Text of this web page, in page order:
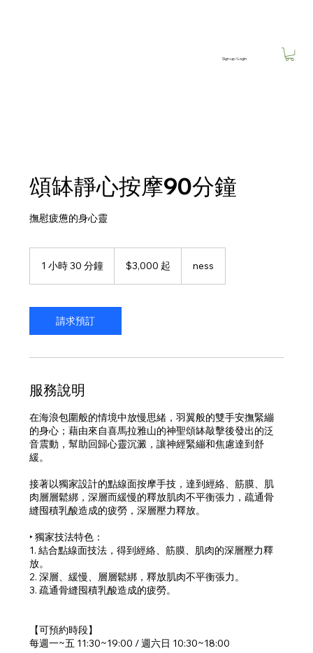
Sign-up / Login
頌缽靜心按摩90分鐘
撫慰疲憊的身心靈
1 小時 30 分鐘
0
鐘
$3,000 起 ness
請求預訂
服務說明
在海浪包圍般的情境中放慢思緒，羽翼般的雙手安撫緊繃
的身心；藉由來自喜馬拉雅山的神聖頌缽敲擊後發出的泛
音震動，幫助回歸心靈沉澱，讓神經緊繃和焦慮達到舒
緩。
接著以獨家設計的點線面按摩手技，達到經絡、筋膜、肌
肉層層鬆綁，深層而緩慢的釋放肌肉不平衡張力，疏通骨
縫囤積乳酸造成的疲勞，深層壓力釋放。
‣ 獨家技法特色：
1. 結合點線面技法，得到經絡、筋膜、肌肉的深層壓力釋
放。
2. 深層、緩慢、層層鬆綁，釋放肌肉不平衡張力。
3. 疏通骨縫囤積乳酸造成的疲勞。
【可預約時段】
每週一~五 11:30~19:00 / 週六日 10:30~18:00